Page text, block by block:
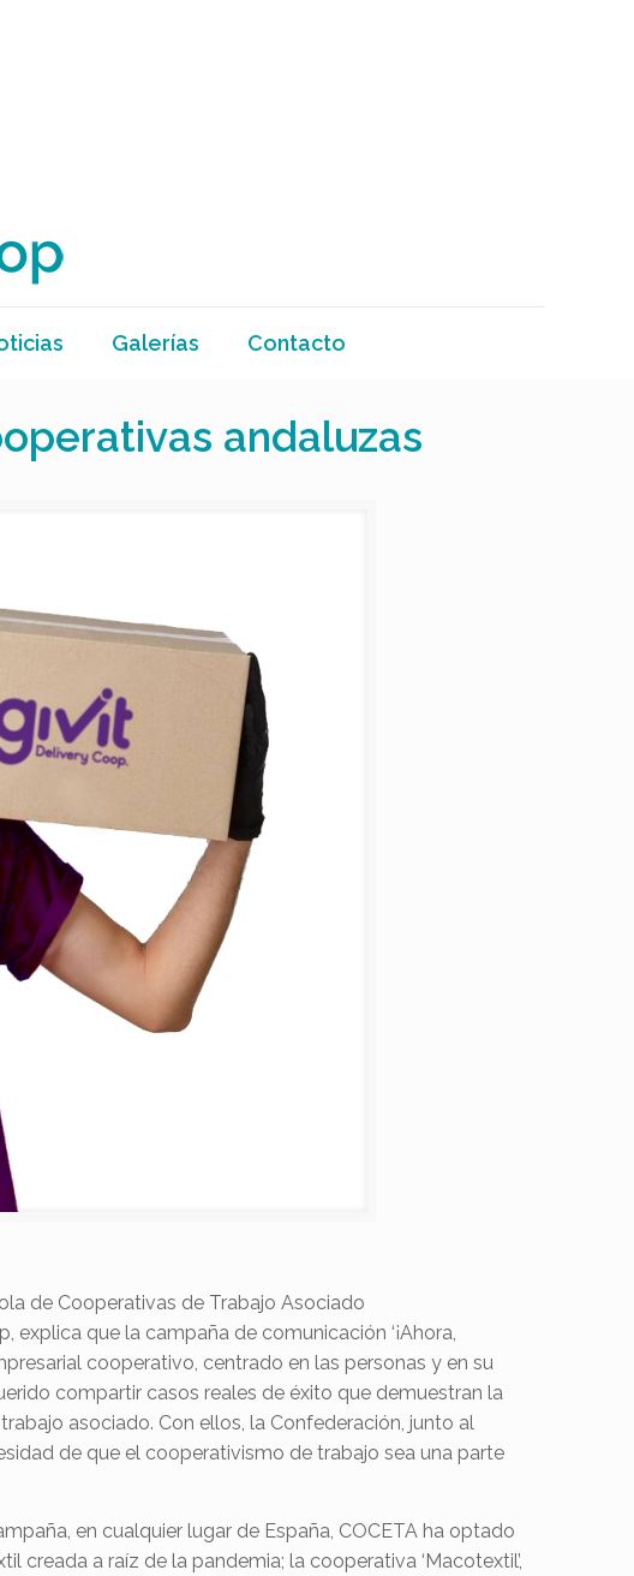
Galerías Contacto
andaluzas
de Cooperativas de Trabajo Asociado
que la campaña de comunicación ‘¡Ahora,
cooperativo, centrado en las personas y en su
compartir casos reales de éxito que demuestran la
asociado. Con ellos, la Confederación, junto al
de que el cooperativismo de trabajo sea una parte
en cualquier lugar de España, COCETA ha optado
creada a raíz de la pandemia; la cooperativa ‘Macotextil’,